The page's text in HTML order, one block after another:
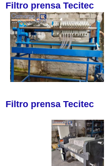
Filtro prensa Tecitec
Filtro prensa Tecitec